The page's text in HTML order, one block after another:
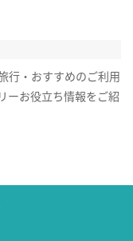
行・おすすめのご利用
ーお役立ち情報をご紹